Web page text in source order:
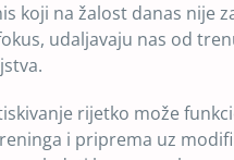
koji na žalost danas nije
udaljavaju nas od
rijetko može
i priprema uz